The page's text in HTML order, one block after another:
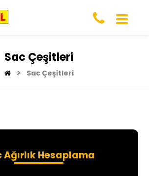
Sac Çeşitleri
Sac Çeşitleri
Ağırlık Hesaplama